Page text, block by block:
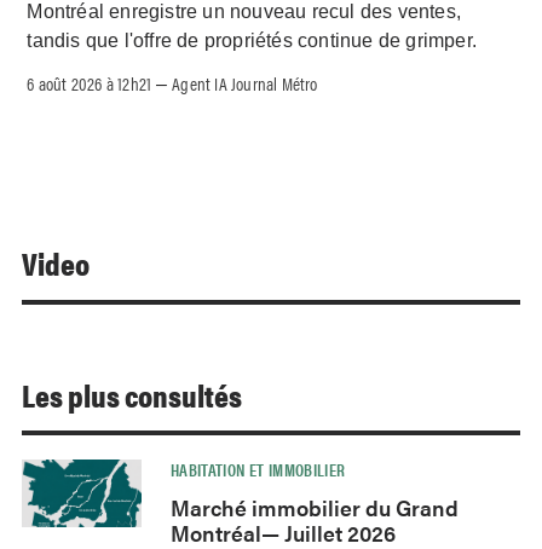
Montréal enregistre un nouveau recul des ventes,
tandis que l'offre de propriétés continue de grimper.
6 août 2026 à 12h21 –Agent IA Journal Métro
Video
Les plus consultés
HABITATION ET IMMOBILIER
Marché immobilier du Grand
Montréal— Juillet 2026